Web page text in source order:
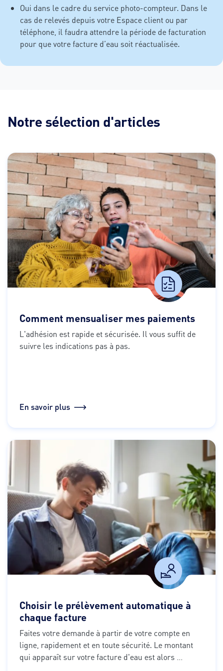
Oui dans le cadre du service photo-compteur. Dans le
cas de relevés depuis votre Espace client ou par
téléphone, il faudra attendre la période de facturation
pour que votre facture d’eau soit réactualisée.
Notre sélection d'articles
Comment mensualiser mes paiements
L'adhésion est rapide et sécurisée. Il vous suffit de
suivre les indications pas à pas.
En savoir plus
Choisir le prélèvement automatique à
chaque facture
Faites votre demande à partir de votre compte en
ligne, rapidement et en toute sécurité. Le montant
qui apparaît sur votre facture d'eau est alors